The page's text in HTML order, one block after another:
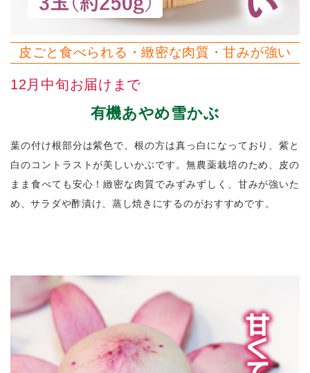
皮ごと食べられる・緻密な肉質・甘みが強い
12月中旬お届けまで
有機あやめ雪かぶ
葉の付け根部分は紫色で、根の方は真っ白になっており、紫と
白のコントラストが美しいかぶです。無農薬栽培のため、皮の
まま食べても安心！緻密な肉質でみずみずしく、甘みが強いた
め、サラダや酢漬け、蒸し焼きにするのがおすすめです。